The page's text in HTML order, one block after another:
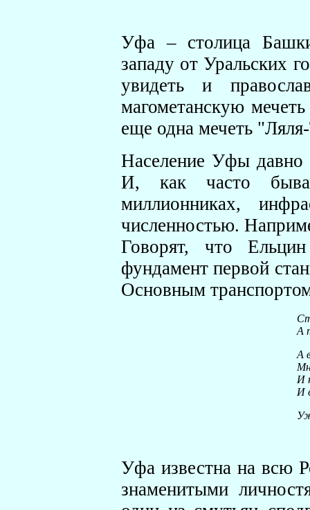
Уфа – столица
западу от Уральских
увидеть и
магометанскую
еще одна мечеть
Население Уфы давно
И, как часто
миллионниках,
численностью.
Говорят, что
фундамент первой
Основным
А
А
И
И
Уфа известна на всю
знаменитыми